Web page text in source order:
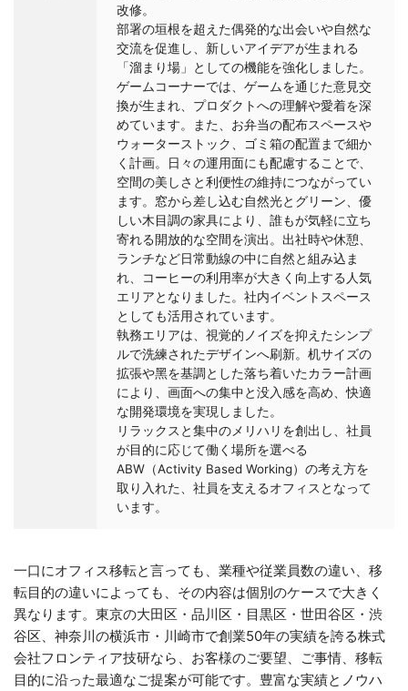
改修。
部署の垣根を超えた偶発的な出会いや自然な
交流を促進し、新しいアイデアが生まれる
「溜まり場」としての機能を強化しました。
ゲームコーナーでは、ゲームを通じた意見交
換が生まれ、プロダクトへの理解や愛着を深
めています。また、お弁当の配布スペースや
ウォーターストック、ゴミ箱の配置まで細か
く計画。日々の運用面にも配慮することで、
空間の美しさと利便性の維持につながってい
ます。窓から差し込む自然光とグリーン、優
しい木目調の家具により、誰もが気軽に立ち
寄れる開放的な空間を演出。出社時や休憩、
ランチなど日常動線の中に自然と組み込ま
れ、コーヒーの利用率が大きく向上する人気
エリアとなりました。社内イベントスペース
としても活用されています。
執務エリアは、視覚的ノイズを抑えたシンプ
ルで洗練されたデザインへ刷新。机サイズの
拡張や⿊を基調とした落ち着いたカラー計画
により、画面への集中と没入感を高め、快適
な開発環境を実現しました。
リラックスと集中のメリハリを創出し、社員
が目的に応じて働く場所を選べる
ABW（Activity Based Working）の考え方を
取り入れた、社員を支えるオフィスとなって
います。
一口にオフィス移転と言っても、業種や従業員数の違い、移
転目的の違いによっても、その内容は個別のケースで大きく
異なります。東京の大田区・品川区・目黒区・世田谷区・渋
谷区、神奈川の横浜市・川崎市で創業50年の実績を誇る株式
会社フロンティア技研なら、お客様のご要望、ご事情、移転
目的に沿った最適なご提案が可能です。豊富な実績とノウハ